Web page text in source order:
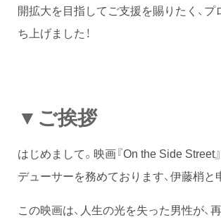
開拡大を目指してご支援を賜りたく、
ち上げました！
▼ご挨拶
はじめまして。映画『On the Side Street
デューサーを務めております、伊藤梢と
この映画は、人生の光を失った男性が、